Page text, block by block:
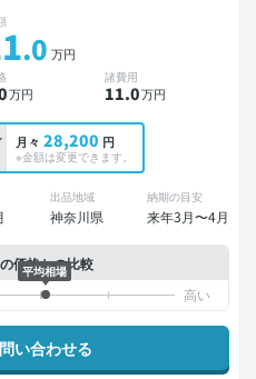
.0 万円
万円
諸費用
11.0万円
月々 28,200 円
※金額は変更できます。
出品地域
神奈川県
納期の目安
来年3月〜4月
価格との比較
平均相場
い合わせる